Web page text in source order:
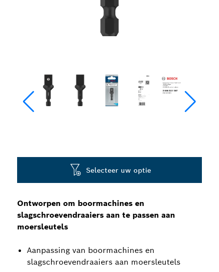
Ontworpen om boormachines en
slagschroevendraaiers aan te passen aan
moersleutels
Aanpassing van boormachines en
slagschroevendraaiers aan moersleutels
Selecteer uw optie